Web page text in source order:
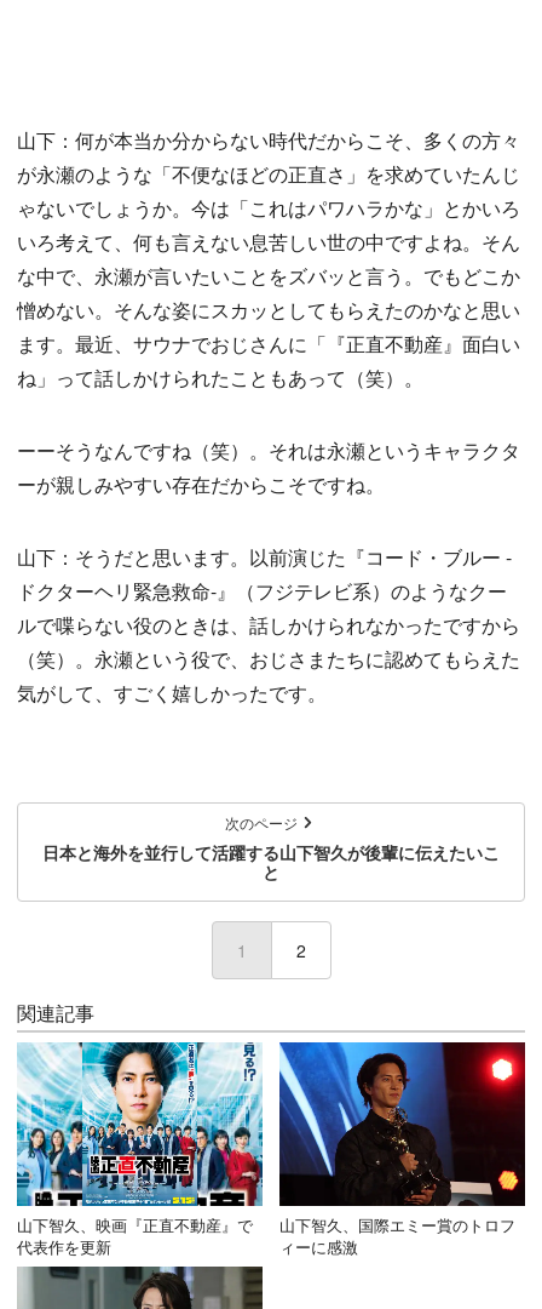
山下：何が本当か分からない時代だからこそ、多くの方々
が永瀬のような「不便なほどの正直さ」を求めていたんじ
ゃないでしょうか。今は「これはパワハラかな」とかいろ
いろ考えて、何も言えない息苦しい世の中ですよね。そん
な中で、永瀬が言いたいことをズバッと言う。でもどこか
憎めない。そんな姿にスカッとしてもらえたのかなと思い
ます。最近、サウナでおじさんに「『正直不動産』面白い
ね」って話しかけられたこともあって（笑）。
ーーそうなんですね（笑）。それは永瀬というキャラクタ
ーが親しみやすい存在だからこそですね。
山下：そうだと思います。以前演じた『コード・ブルー -
ドクターヘリ緊急救命-』（フジテレビ系）のようなクー
ルで喋らない役のときは、話しかけられなかったですから
（笑）。永瀬という役で、おじさまたちに認めてもらえた
気がして、すごく嬉しかったです。
次のページ
日本と海外を並行して活躍する山下智久が後輩に伝えたいこ
と
1 (current)
2
関連記事
山下智久、映画『正直不動産』で
代表作を更新
山下智久、国際エミー賞のトロフ
ィーに感激